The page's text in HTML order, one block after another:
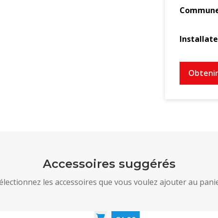
Débit
Débit
Accessoires suggérés
les accessoires que vous voulez ajouter au